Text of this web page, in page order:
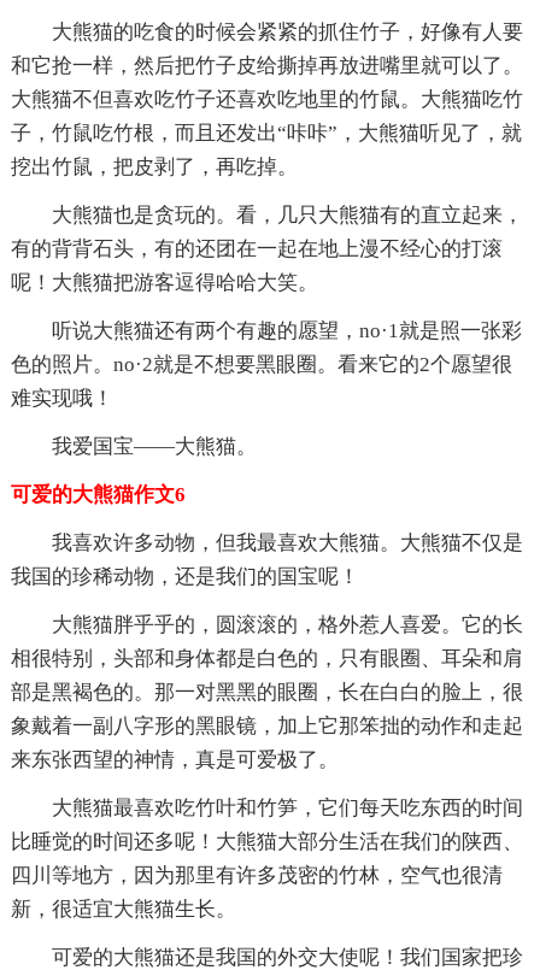
大熊猫的吃食的时候会紧紧的抓住竹子，好像有人要
和它抢一样，然后把竹子皮给撕掉再放进嘴里就可以了。
大熊猫不但喜欢吃竹子还喜欢吃地里的竹鼠。大熊猫吃竹
子，竹鼠吃竹根，而且还发出“咔咔”，大熊猫听见了，就
挖出竹鼠，把皮剥了，再吃掉。
大熊猫也是贪玩的。看，几只大熊猫有的直立起来，
有的背背石头，有的还团在一起在地上漫不经心的打滚
呢！大熊猫把游客逗得哈哈大笑。
听说大熊猫还有两个有趣的愿望，no·1就是照一张彩
色的照片。no·2就是不想要黑眼圈。看来它的2个愿望很
难实现哦！
我爱国宝——大熊猫。
可爱的大熊猫作文6
我喜欢许多动物，但我最喜欢大熊猫。大熊猫不仅是
我国的珍稀动物，还是我们的国宝呢！
大熊猫胖乎乎的，圆滚滚的，格外惹人喜爱。它的长
相很特别，头部和身体都是白色的，只有眼圈、耳朵和肩
部是黑褐色的。那一对黑黑的眼圈，长在白白的脸上，很
象戴着一副八字形的黑眼镜，加上它那笨拙的动作和走起
来东张西望的神情，真是可爱极了。
大熊猫最喜欢吃竹叶和竹笋，它们每天吃东西的时间
比睡觉的时间还多呢！大熊猫大部分生活在我们的陕西、
四川等地方，因为那里有许多茂密的竹林，空气也很清
新，很适宜大熊猫生长。
可爱的大熊猫还是我国的外交大使呢！我们国家把珍